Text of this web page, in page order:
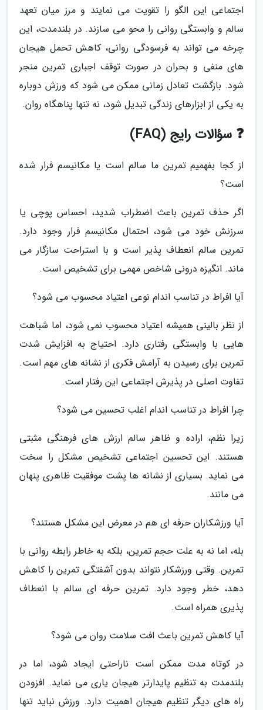
اجتماعی این الگو را تقویت می نمایند و مرز میان تعهد
سالم و وابستگی روانی را محو می سازند. در بلندمدت، این
چرخه می تواند به فرسودگی روانی، کاهش تحمل هیجان
های منفی و بحران در صورت توقف اجباری تمرین منجر
شود. بازگشت تعادل زمانی ممکن می شود که ورزش دوباره
به یکی از ابزارهای زندگی تبدیل شود، نه تنها پناهگاه روان.
❓ سؤالات رایج (FAQ)
از کجا بفهمیم تمرین ما سالم است یا مکانیسم فرار شده
است؟
اگر حذف تمرین باعث اضطراب شدید، احساس پوچی یا
سرزنش خود می شود، احتمال مکانیسم فرار وجود دارد.
تمرین سالم انعطاف پذیر است و با استراحت سازگار می
ماند. انگیزه درونی شاخص مهمی برای تشخیص است.
آیا افراط در تناسب اندام نوعی اعتیاد محسوب می شود؟
از نظر بالینی همیشه اعتیاد محسوب نمی شود، اما شباهت
هایی با وابستگی رفتاری دارد. احتیاج به افزایش شدت
تمرین برای رسیدن به آرامش فکری از نشانه های مهم است.
تفاوت اصلی در پذیرش اجتماعی این رفتار است.
چرا افراط در تناسب اندام اغلب تحسین می شود؟
زیرا نظم، اراده و ظاهر سالم ارزش های فرهنگی مثبتی
هستند. این تحسین اجتماعی تشخیص مشکل را سخت
می نماید. بسیاری از نشانه ها پشت موفقیت ظاهری پنهان
می مانند.
آیا ورزشکاران حرفه ای هم در معرض این مشکل هستند؟
بله، اما نه به علت حجم تمرین، بلکه به خاطر رابطه روانی با
تمرین. وقتی ورزشکار نتواند بدون آشفتگی تمرین را کاهش
دهد، خطر وجود دارد. تمرین حرفه ای سالم با انعطاف
پذیری همراه است.
آیا کاهش تمرین باعث افت سلامت روان می شود؟
در کوتاه مدت ممکن است ناراحتی ایجاد شود، اما در
بلندمدت به تنظیم پایدارتر هیجان یاری می نماید. افزودن
راه های دیگر تنظیم هیجان اهمیت دارد. ورزش نباید تنها